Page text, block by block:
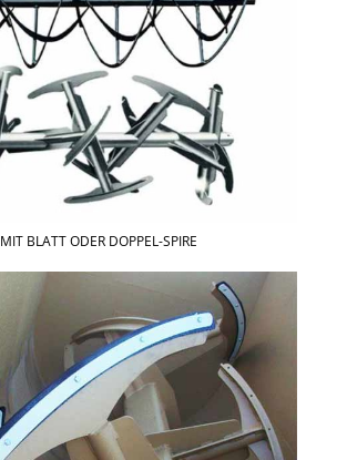
MIT BLATT ODER DOPPEL-SPIRE